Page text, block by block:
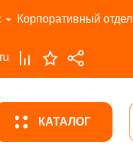
Корпоративный отдел
КАТАЛОГ